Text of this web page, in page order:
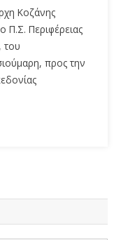
Κοζάνης
Π.Σ. Περιφέρειας
του
προς την